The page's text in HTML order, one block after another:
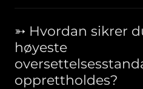
➳ Hvordan sikrer
høyeste
opprettholdes?